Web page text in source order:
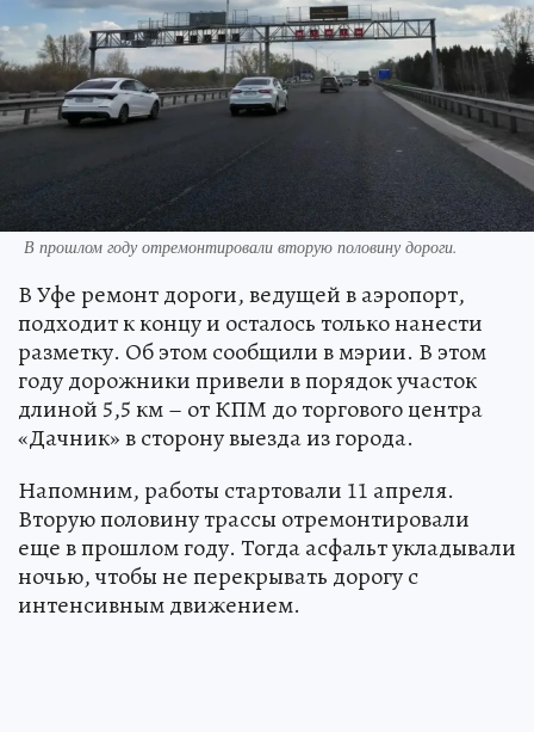
В прошлом году отремонтировали вторую половину дороги.
В Уфе ремонт дороги, ведущей в аэропорт,
подходит к концу и осталось только нанести
разметку. Об этом сообщили в мэрии. В этом
году дорожники привели в порядок участок
длиной 5,5 км – от КПМ до торгового центра
«Дачник» в сторону выезда из города.
Напомним, работы стартовали 11 апреля.
Вторую половину трассы отремонтировали
еще в прошлом году. Тогда асфальт укладывали
ночью, чтобы не перекрывать дорогу с
интенсивным движением.